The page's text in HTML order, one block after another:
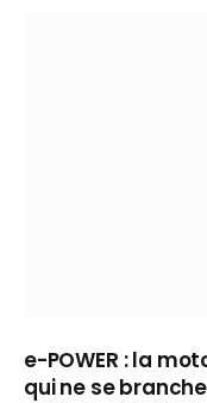
e-POWER : la
qui ne se